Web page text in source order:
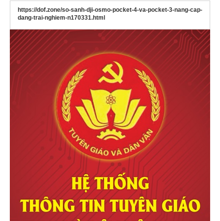
https://dof.zone/so-sanh-dji-osmo-pocket-4-va-pocket-3-nang-cap-
dang-trai-nghiem-n170331.html